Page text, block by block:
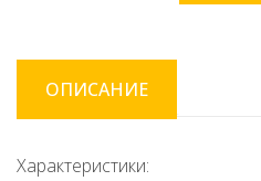
ОПИСАНИЕ
Характеристики: